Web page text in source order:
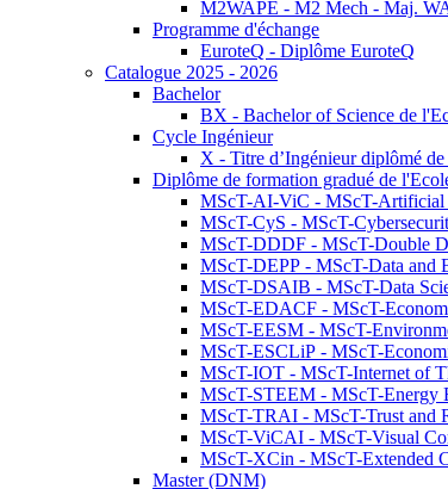
M2WAPE - M2 Mech - Maj.
Programme d'échange
EuroteQ - Diplôme EuroteQ
Catalogue 2025 - 2026
Bachelor
BX - Bachelor of Science de
Cycle Ingénieur
X - Titre d’Ingénieur diplômé
Diplôme de formation gradué de
MScT-AI-ViC - MScT-Artificial
MScT-CyS - MScT-
MScT-DDDF - MScT-Double
MScT-DEPP - MScT-Data and
MScT-DSAIB - MScT-Data
MScT-EDACF - MScT-
MScT-EESM - MScT-
MScT-ESCLiP - MScT-
MScT-IOT - MScT-Internet of
MScT-STEEM - MScT-Energy
MScT-TRAI - MScT-Trust and
MScT-ViCAI - MScT-Visual
MScT-XCin - MScT-Extended
Master (DNM)